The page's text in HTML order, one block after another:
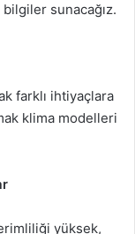
sunacağız.
farklı ihtiyaçlara
klima modelleri
yüksek,